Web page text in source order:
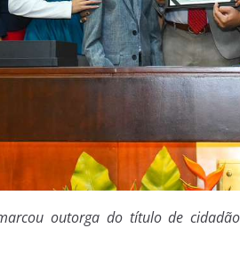
outorga do título de